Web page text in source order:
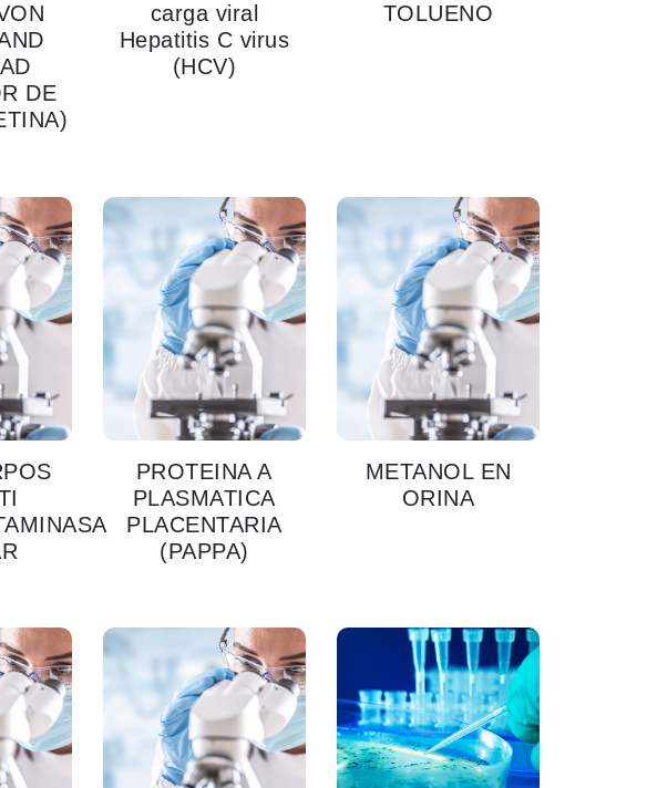
DE
carga viral
Hepatitis C virus
(HCV)
TOLUENO
PROTEINA A
PLASMATICA
PLACENTARIA
(PAPPA)
METANOL EN
ORINA